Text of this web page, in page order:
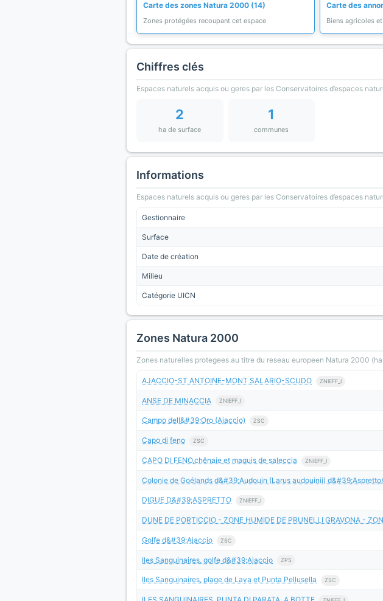
Carte des zones Natura 2000 (14)
Zones protégées recoupant cet espace
Carte des
Biens agricoles
Chiffres clés
Espaces naturels acquis ou geres par les Conservatoires d’espaces
2
ha de surface
1
communes
Informations
Espaces naturels acquis ou geres par les Conservatoires d’espaces
Gestionnaire
Surface
Date de création
Milieu
Catégorie UICN
Zones Natura 2000
Zones naturelles protegees au titre du reseau europeen Natura 2000
AJACCIO-ST ANTOINE-MONT SALARIO-SCUDO ZNIEFF_I
ANSE DE MINACCIA ZNIEFF_I
Campo dell&#39;Oro (Ajaccio) ZSC
Capo di feno ZSC
CAPO DI FENO,chênaie et maquis de saleccia ZNIEFF_I
Colonie de Goélands d&#39;Audouin (Larus audouinii)
DIGUE D&#39;ASPRETTO ZNIEFF_I
DUNE DE PORTICCIO - ZONE HUMIDE DE PRUNELLI GRAVONA -
Golfe d&#39;Ajaccio ZSC
Iles Sanguinaires, golfe d&#39;Ajaccio ZPS
Iles Sanguinaires, plage de Lava et Punta Pellusella ZSC